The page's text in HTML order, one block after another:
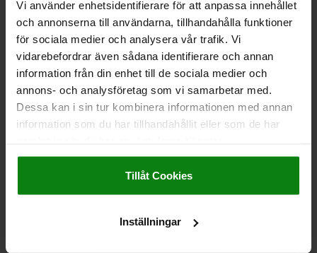
Vi använder enhetsidentifierare för att anpassa innehållet
och annonserna till användarna, tillhandahålla funktioner
för sociala medier och analysera vår trafik. Vi
vidarebefordrar även sådana identifierare och annan
information från din enhet till de sociala medier och
annons- och analysföretag som vi samarbetar med.
Dessa kan i sin tur kombinera informationen med annan
information som du har tillhandahållit eller som de har
Impressum|Dataskydd|AGB
Tillåt Cookies
Inställningar
L1=6,8, L5=26,8, ROSTFRITT STÅL 1.4542, HÖG
LÄNGD=20
03422-214606020